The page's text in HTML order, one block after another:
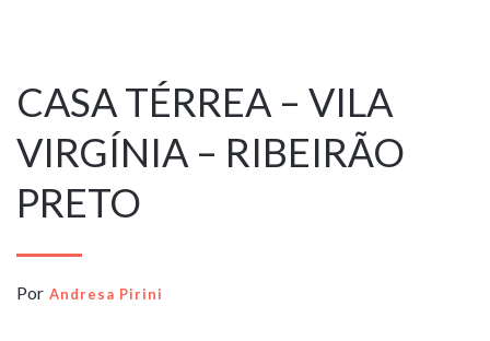
CASA TÉRREA – VILA
VIRGÍNIA – RIBEIRÃO
PRETO
Por Andresa Pirini